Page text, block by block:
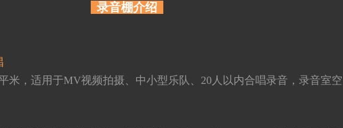
录音棚介绍
米，适用于MV视频拍摄、中小型乐队、20人以内合唱录音，录音室空